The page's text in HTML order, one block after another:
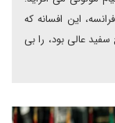
این افسانه که
سفید عالی بود، را بی